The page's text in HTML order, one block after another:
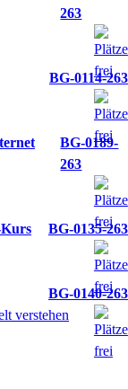
263
BG-0114-263
BG-0189-
263
Kurs
BG-0135-263
BG-0140-263
verstehen